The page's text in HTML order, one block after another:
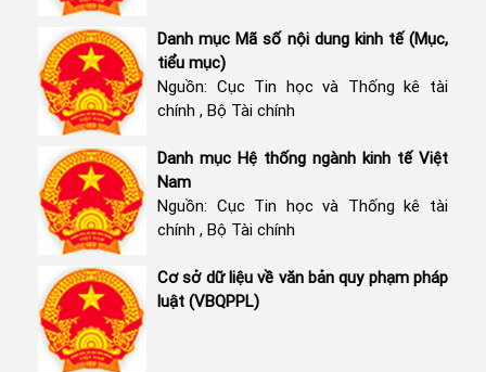
Danh mục Mã số nội dung kinh tế (Mục,
tiểu mục)
Nguồn: Cục Tin học và Thống kê tài
chính , Bộ Tài chính
Danh mục Hệ thống ngành kinh tế Việt
Nam
Nguồn: Cục Tin học và Thống kê tài
chính , Bộ Tài chính
Cơ sở dữ liệu về văn bản quy phạm pháp
luật (VBQPPL)